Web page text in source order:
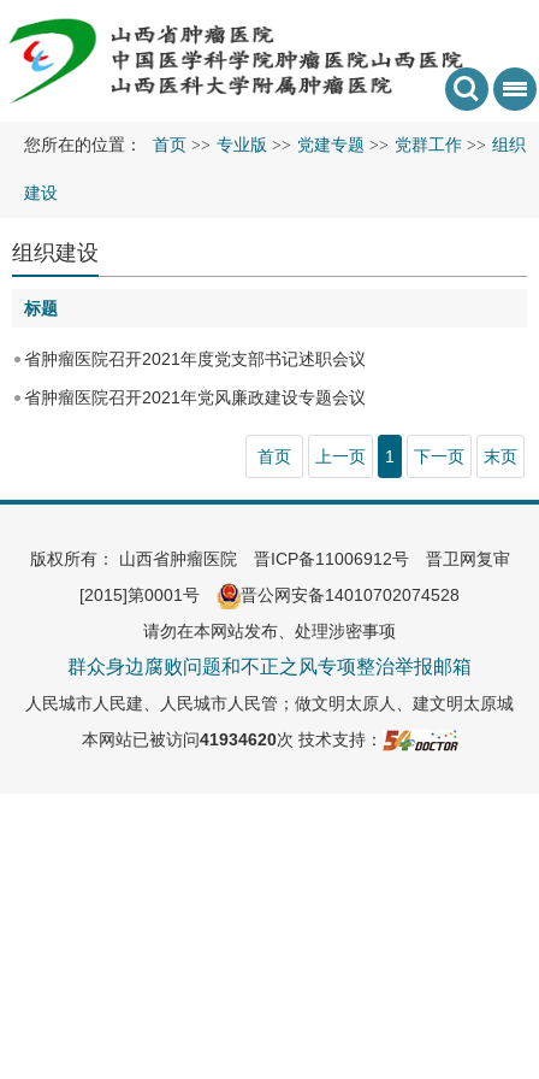
您所在的位置： 首页 >> 专业版 >> 党建专题 >> 党群工作 >> 组织
建设
组织建设
标题
省肿瘤医院召开2021年度党支部书记述职会议
省肿瘤医院召开2021年党风廉政建设专题会议
首页 上一页 1 下一页 末页
版权所有： 山西省肿瘤医院 晋ICP备11006912号晋卫网复审
[2015]第0001号
晋公网安备14010702074528
请勿在本网站发布、处理涉密事项
群众身边腐败问题和不正之风专项整治举报邮箱
人民城市人民建、人民城市人民管；做文明太原人、建文明太原城
本网站已被访问41934620次 技术支持：